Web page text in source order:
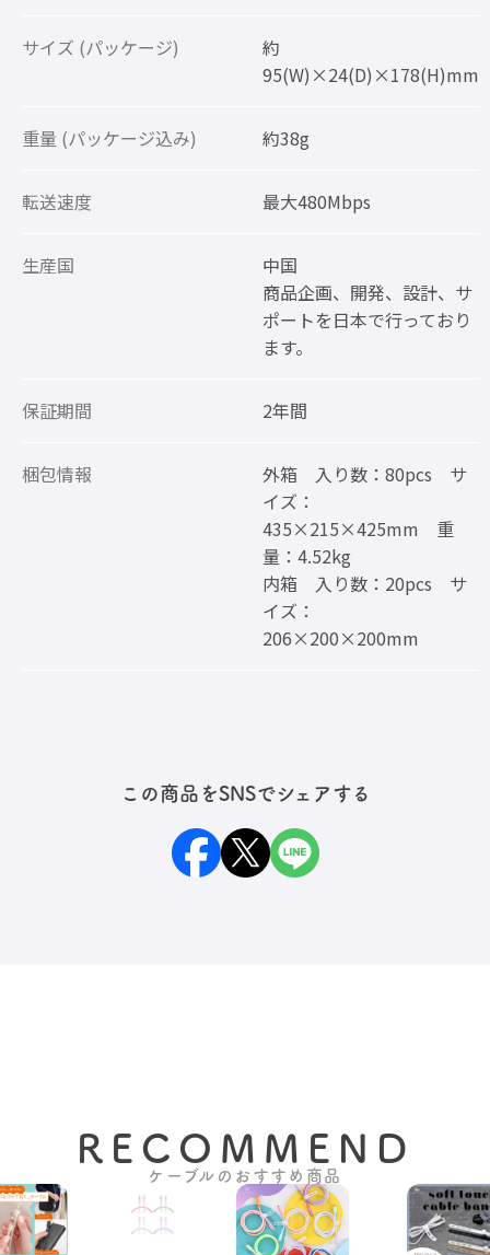
サイズ (パッケージ)
約
95(W)×24(D)×178(H)mm
重量 (パッケージ込み) 約38g
転送速度 最大480Mbps
生産国
中国
商品企画、開発、設計、サ
ポートを日本で行っており
ます。
保証期間 2年間
梱包情報
外箱 入り数：80pcs サ
イズ：
435×215×425mm 重
量：4.52kg
内箱 入り数：20pcs サ
イズ：
206×200×200mm
この商品をSNSでシェアする
RECOMMEND
ケーブルのおすすめ商品